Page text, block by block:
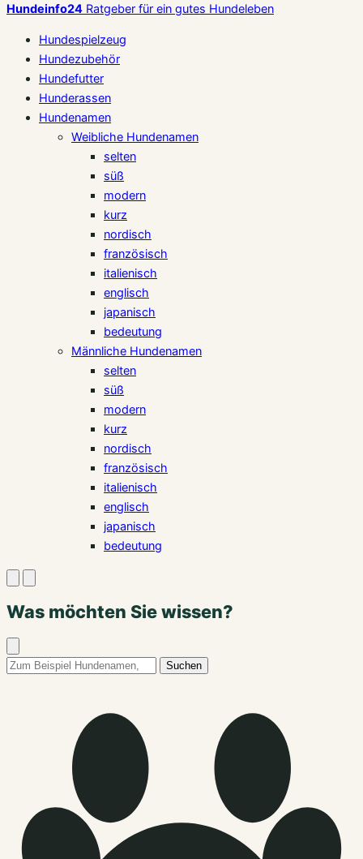
Hundeinfo24 Ratgeber für ein gutes Hundeleben
Hundespielzeug
Hundezubehör
Hundefutter
Hunderassen
Hundenamen
Weibliche Hundenamen
selten
süß
modern
kurz
nordisch
französisch
italienisch
englisch
japanisch
bedeutung
Männliche Hundenamen
selten
süß
modern
kurz
nordisch
französisch
italienisch
englisch
japanisch
bedeutung
öffnenöffnen
Was möchten Sie wissen?
schließen
Suchbegriff: Suchen